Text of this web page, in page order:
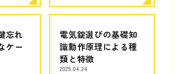
忘れ
ケー
電気錠選びの基礎知
識動作原理による種
類と特徴
2025.04.24